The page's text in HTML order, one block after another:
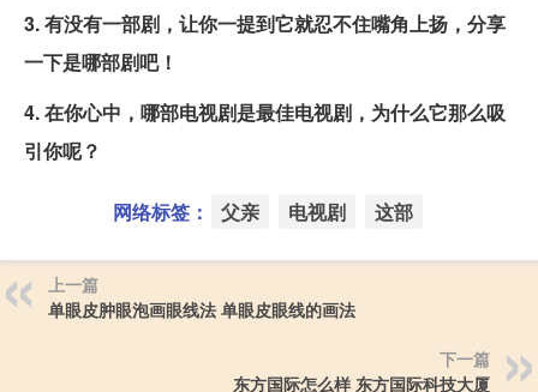
3. 有没有一部剧，让你一提到它就忍不住嘴角上扬，分享
一下是哪部剧吧！
4. 在你心中，哪部电视剧是最佳电视剧，为什么它那么吸
引你呢？
网络标签： 父亲 电视剧 这部
上一篇
单眼皮肿眼泡画眼线法 单眼皮眼线的画法
下一篇
东方国际怎么样 东方国际科技大厦